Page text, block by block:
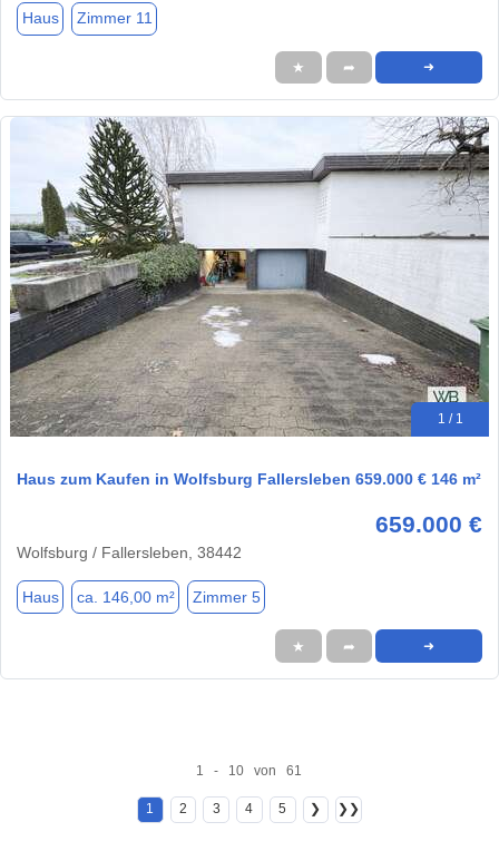
Haus Zimmer 11
★ ➦ ➜
1 / 1
Haus zum Kaufen in Wolfsburg Fallersleben 659.000 € 146 m²
659.000 €
Wolfsburg / Fallersleben, 38442
Haus ca. 146,00 m² Zimmer 5
★ ➦ ➜
1 - 10 von 61
1 2 3 4 5 ❯ ❯❯